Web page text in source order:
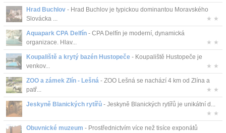
Hrad Buchlov - Hrad Buchlov je typickou dominantou Moravského
Slovácka ...
★ ★
Aquapark CPA Delfín - CPA Delfín je moderní, dynamická
organizace. Hlav...
★ ★
Koupaliště a krytý bazén Hustopeče - Koupaliště Hustopeče je
venkov...
★ ★
ZOO a zámek Zlín - Lešná - ZOO Lešná se nachází 4 km od Zlína a
patř...
★ ★
Jeskyně Blanických rytířů - Jeskyně Blanických rytířů je unikátní d...
★ ★
Obuvnické muzeum - Prostřednictvím více než tisíce exponátů